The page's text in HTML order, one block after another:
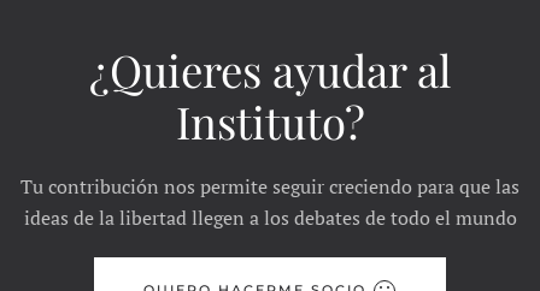
¿Quieres ayudar al
Instituto?
Tu contribución nos permite seguir creciendo para que las
ideas de la libertad llegen a los debates de todo el mundo